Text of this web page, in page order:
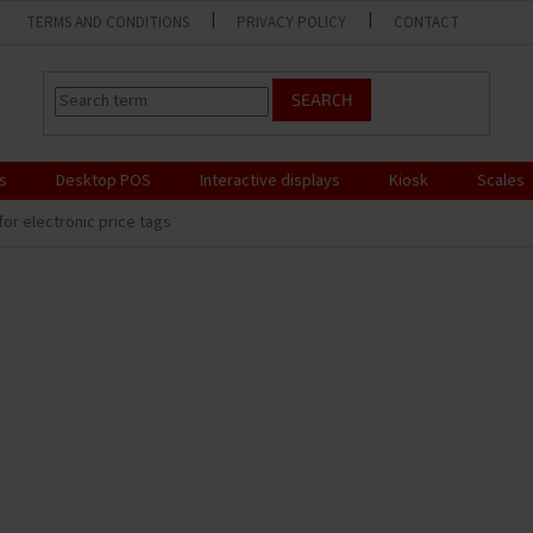
TERMS AND CONDITIONS PRIVACY POLICY CONTACT
SEARCH
Desktop POS Interactive displays Kiosk Scales
electronic price tags